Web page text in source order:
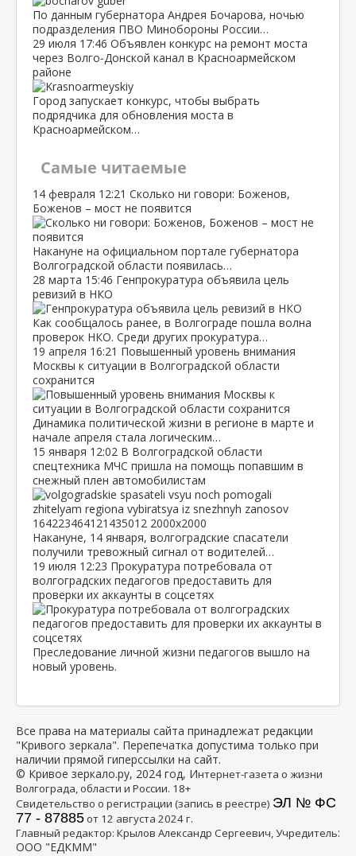
По данным губернатора Андрея Бочарова, ночью
подразделения ПВО Минобороны России…
29 июля 17:46 Объявлен конкурс на ремонт моста
через Волго‑Донской канал в Красноармейском
районе
Город запускает конкурс, чтобы выбрать
подрядчика для обновления моста в
Красноармейском…
Самые читаемые
14 февраля 12:21 Сколько ни говори: Боженов,
Боженов – мост не появится
Накануне на официальном портале губернатора
Волгоградской области появилась…
28 марта 15:46 Генпрокуратура объявила цель
ревизий в НКО
Как сообщалось ранее, в Волгограде пошла волна
проверок НКО. Среди других прокуратура…
19 апреля 16:21 Повышенный уровень внимания
Москвы к ситуации в Волгоградской области
сохранится
Динамика политической жизни в регионе в марте и
начале апреля стала логическим…
15 января 12:02 В Волгоградской области
спецтехника МЧС пришла на помощь попавшим в
снежный плен автомобилистам
Накануне, 14 января, волгоградские спасатели
получили тревожный сигнал от водителей…
19 июля 12:23 Прокуратура потребовала от
волгоградских педагогов предоставить для
проверки их аккаунты в соцсетях
Преследование личной жизни педагогов вышло на
новый уровень.
Все права на материалы сайта принадлежат редакции
"Кривого зеркала". Перепечатка допустима только при
наличии прямой гиперссылки на сайт.
© Кривое зеркало.ру, 2024 год, Интернет-газета о жизни
Волгограда, области и России. 18+
Свидетельство о регистрации (запись в реестре) ЭЛ № ФС
77 - 87885от 12 августа 2024 г.
Главный редактор: Крылов Александр Сергеевич, Учредитель:
ООО "ЕДКММ"